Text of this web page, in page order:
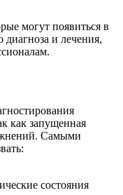
могут появиться в
диагноза и лечения,
как запущенная
Самыми
состояния